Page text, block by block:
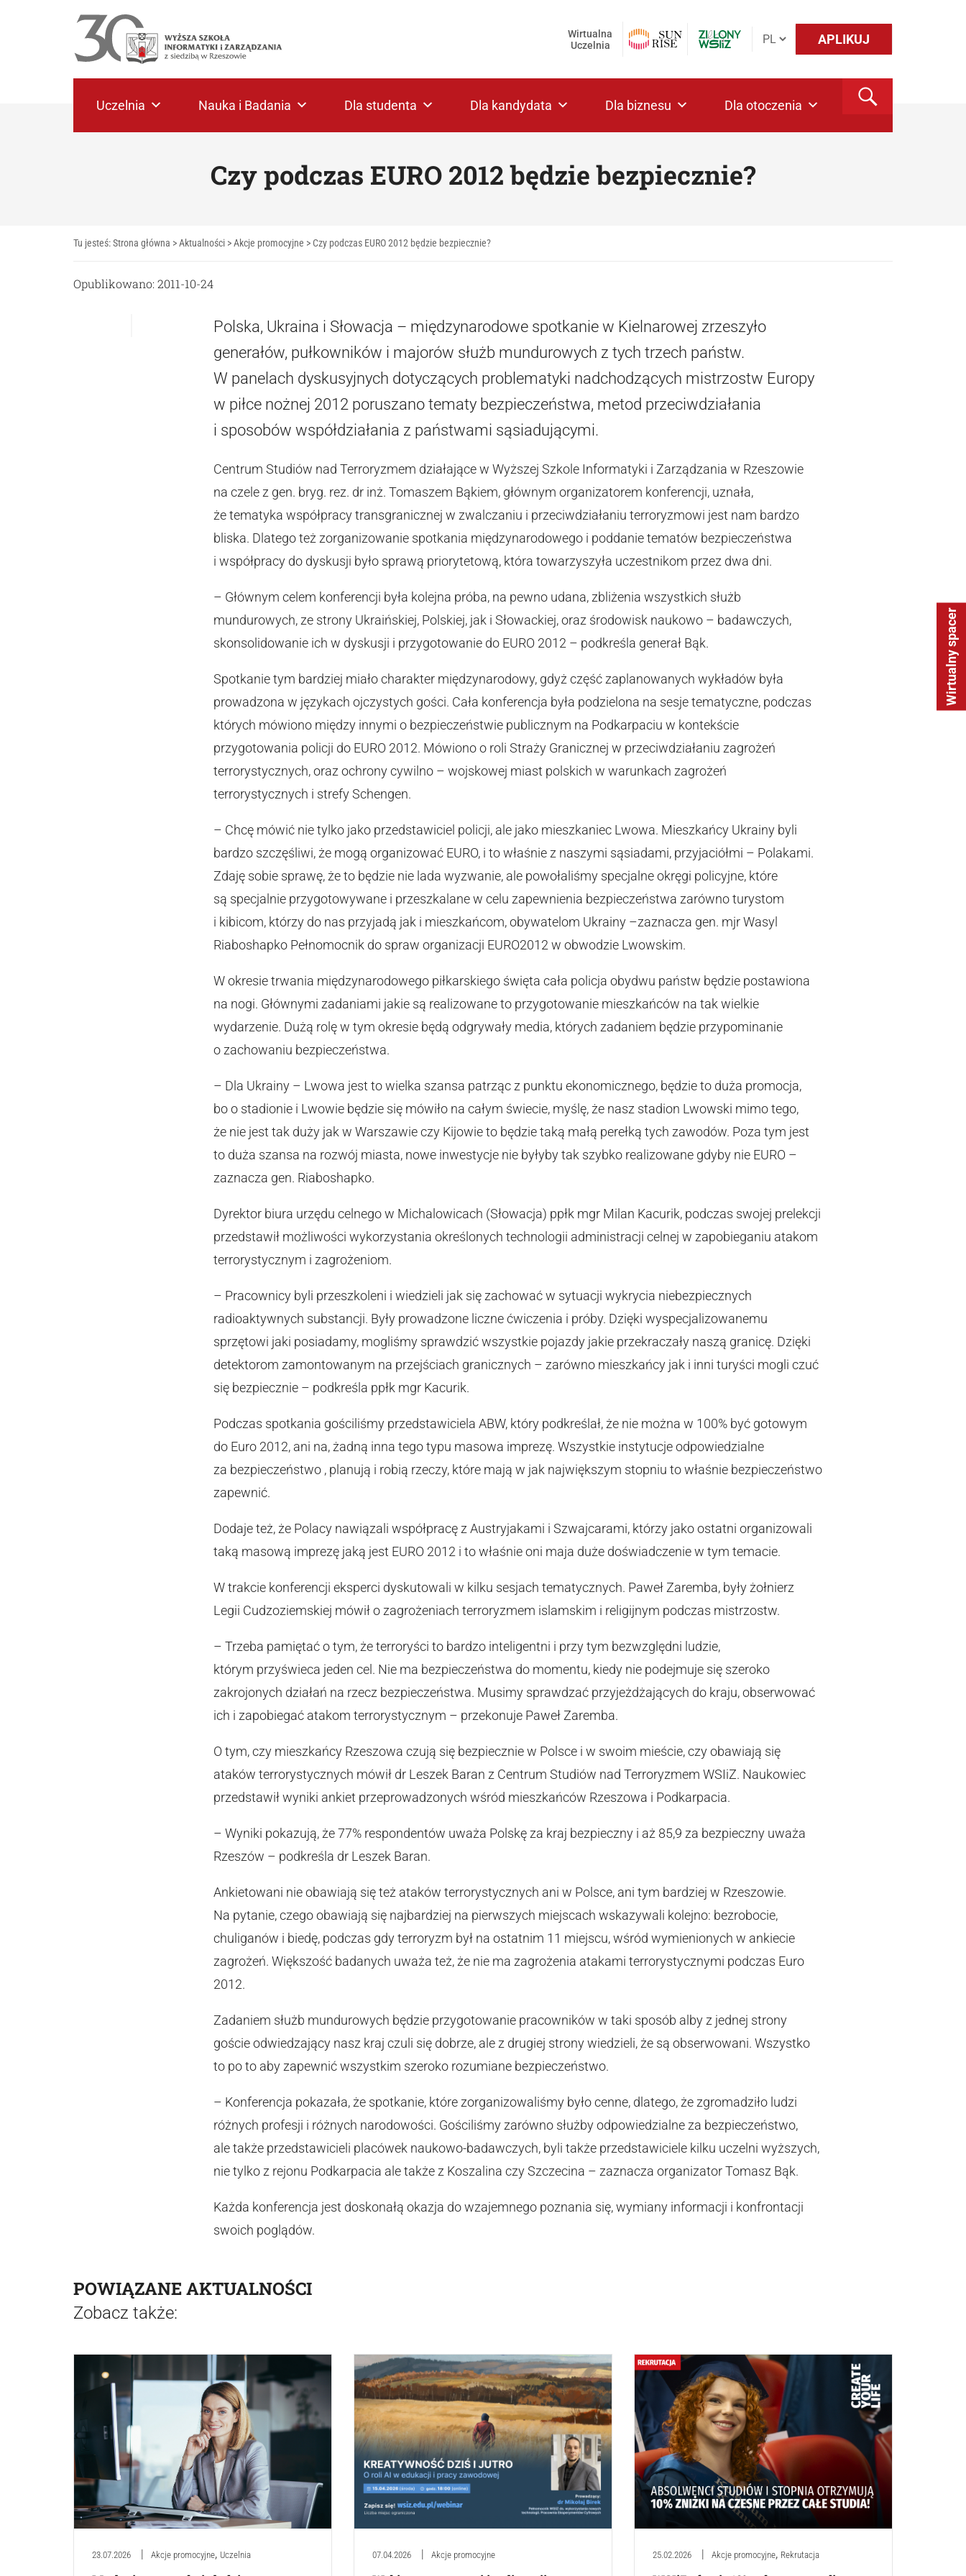
Wirtualny spacer
APLIKUJ
Wirtualna
Uczelnia
Uczelnia Nauka i Badania Dla studenta Dla kandydata Dla biznesu Dla otoczenia
Czy podczas EURO 2012 będzie bezpiecznie?
Tu jesteś:Strona główna >Aktualności >Akcje promocyjne > Czy podczas EURO 2012 będzie bezpiecznie?
Opublikowano: 2011-10-24
Polska, Ukraina i Słowacja – międzynarodowe spotkanie w Kielnarowej zrzeszyło
generałów, pułkowników i majorów służb mundurowych z tych trzech państw.
W panelach dyskusyjnych dotyczących problematyki nadchodzących mistrzostw Europy
w piłce nożnej 2012 poruszano tematy bezpieczeństwa, metod przeciwdziałania
i sposobów współdziałania z państwami sąsiadującymi.
Centrum Studiów nad Terroryzmem działające w Wyższej Szkole Informatyki i Zarządzania w Rzeszowie
na czele z gen. bryg. rez. dr inż. Tomaszem Bąkiem, głównym organizatorem konferencji, uznała,
że tematyka współpracy transgranicznej w zwalczaniu i przeciwdziałaniu terroryzmowi jest nam bardzo
bliska. Dlatego też zorganizowanie spotkania międzynarodowego i poddanie tematów bezpieczeństwa
i współpracy do dyskusji było sprawą priorytetową, która towarzyszyła uczestnikom przez dwa dni.
– Głównym celem konferencji była kolejna próba, na pewno udana, zbliżenia wszystkich służb
mundurowych, ze strony Ukraińskiej, Polskiej, jak i Słowackiej, oraz środowisk naukowo – badawczych,
skonsolidowanie ich w dyskusji i przygotowanie do EURO 2012 – podkreśla generał Bąk.
Spotkanie tym bardziej miało charakter międzynarodowy, gdyż część zaplanowanych wykładów była
prowadzona w językach ojczystych gości. Cała konferencja była podzielona na sesje tematyczne, podczas
których mówiono między innymi o bezpieczeństwie publicznym na Podkarpaciu w kontekście
przygotowania policji do EURO 2012. Mówiono o roli Straży Granicznej w przeciwdziałaniu zagrożeń
terrorystycznych, oraz ochrony cywilno – wojskowej miast polskich w warunkach zagrożeń
terrorystycznych i strefy Schengen.
– Chcę mówić nie tylko jako przedstawiciel policji, ale jako mieszkaniec Lwowa. Mieszkańcy Ukrainy byli
bardzo szczęśliwi, że mogą organizować EURO, i to właśnie z naszymi sąsiadami, przyjaciółmi – Polakami.
Zdaję sobie sprawę, że to będzie nie lada wyzwanie, ale powołaliśmy specjalne okręgi policyjne, które
są specjalnie przygotowywane i przeszkalane w celu zapewnienia bezpieczeństwa zarówno turystom
i kibicom, którzy do nas przyjadą jak i mieszkańcom, obywatelom Ukrainy –zaznacza gen. mjr Wasyl
Riaboshapko Pełnomocnik do spraw organizacji EURO2012 w obwodzie Lwowskim.
W okresie trwania międzynarodowego piłkarskiego święta cała policja obydwu państw będzie postawiona
na nogi. Głównymi zadaniami jakie są realizowane to przygotowanie mieszkańców na tak wielkie
wydarzenie. Dużą rolę w tym okresie będą odgrywały media, których zadaniem będzie przypominanie
o zachowaniu bezpieczeństwa.
– Dla Ukrainy – Lwowa jest to wielka szansa patrząc z punktu ekonomicznego, będzie to duża promocja,
bo o stadionie i Lwowie będzie się mówiło na całym świecie, myślę, że nasz stadion Lwowski mimo tego,
że nie jest tak duży jak w Warszawie czy Kijowie to będzie taką małą perełką tych zawodów. Poza tym jest
to duża szansa na rozwój miasta, nowe inwestycje nie byłyby tak szybko realizowane gdyby nie EURO –
zaznacza gen. Riaboshapko.
Dyrektor biura urzędu celnego w Michalowicach (Słowacja) ppłk mgr Milan Kacurik, podczas swojej prelekcji
przedstawił możliwości wykorzystania określonych technologii administracji celnej w zapobieganiu atakom
terrorystycznym i zagrożeniom.
– Pracownicy byli przeszkoleni i wiedzieli jak się zachować w sytuacji wykrycia niebezpiecznych
radioaktywnych substancji. Były prowadzone liczne ćwiczenia i próby. Dzięki wyspecjalizowanemu
sprzętowi jaki posiadamy, mogliśmy sprawdzić wszystkie pojazdy jakie przekraczały naszą granicę. Dzięki
detektorom zamontowanym na przejściach granicznych – zarówno mieszkańcy jak i inni turyści mogli czuć
się bezpiecznie – podkreśla ppłk mgr Kacurik.
Podczas spotkania gościliśmy przedstawiciela ABW, który podkreślał, że nie można w 100% być gotowym
do Euro 2012, ani na, żadną inna tego typu masowa imprezę. Wszystkie instytucje odpowiedzialne
za bezpieczeństwo , planują i robią rzeczy, które mają w jak największym stopniu to właśnie bezpieczeństwo
zapewnić.
Dodaje też, że Polacy nawiązali współpracę z Austryjakami i Szwajcarami, którzy jako ostatni organizowali
taką masową imprezę jaką jest EURO 2012 i to właśnie oni maja duże doświadczenie w tym temacie.
W trakcie konferencji eksperci dyskutowali w kilku sesjach tematycznych. Paweł Zaremba, były żołnierz
Legii Cudzoziemskiej mówił o zagrożeniach terroryzmem islamskim i religijnym podczas mistrzostw.
– Trzeba pamiętać o tym, że terroryści to bardzo inteligentni i przy tym bezwzględni ludzie,
którym przyświeca jeden cel. Nie ma bezpieczeństwa do momentu, kiedy nie podejmuje się szeroko
zakrojonych działań na rzecz bezpieczeństwa. Musimy sprawdzać przyjeżdżających do kraju, obserwować
ich i zapobiegać atakom terrorystycznym – przekonuje Paweł Zaremba.
O tym, czy mieszkańcy Rzeszowa czują się bezpiecznie w Polsce i w swoim mieście, czy obawiają się
ataków terrorystycznych mówił dr Leszek Baran z Centrum Studiów nad Terroryzmem WSIiZ. Naukowiec
przedstawił wyniki ankiet przeprowadzonych wśród mieszkańców Rzeszowa i Podkarpacia.
– Wyniki pokazują, że 77% respondentów uważa Polskę za kraj bezpieczny i aż 85,9 za bezpieczny uważa
Rzeszów – podkreśla dr Leszek Baran.
Ankietowani nie obawiają się też ataków terrorystycznych ani w Polsce, ani tym bardziej w Rzeszowie.
Na pytanie, czego obawiają się najbardziej na pierwszych miejscach wskazywali kolejno: bezrobocie,
chuliganów i biedę, podczas gdy terroryzm był na ostatnim 11 miejscu, wśród wymienionych w ankiecie
zagrożeń. Większość badanych uważa też, że nie ma zagrożenia atakami terrorystycznymi podczas Euro
2012.
Zadaniem służb mundurowych będzie przygotowanie pracowników w taki sposób alby z jednej strony
goście odwiedzający nasz kraj czuli się dobrze, ale z drugiej strony wiedzieli, że są obserwowani. Wszystko
to po to aby zapewnić wszystkim szeroko rozumiane bezpieczeństwo.
– Konferencja pokazała, że spotkanie, które zorganizowaliśmy było cenne, dlatego, że zgromadziło ludzi
różnych profesji i różnych narodowości. Gościliśmy zarówno służby odpowiedzialne za bezpieczeństwo,
ale także przedstawicieli placówek naukowo-badawczych, byli także przedstawiciele kilku uczelni wyższych,
nie tylko z rejonu Podkarpacia ale także z Koszalina czy Szczecina – zaznacza organizator Tomasz Bąk.
Każda konferencja jest doskonałą okazja do wzajemnego poznania się, wymiany informacji i konfrontacji
swoich poglądów.
POWIĄZANE AKTUALNOŚCI
Zobacz także:
23.07.2026 Akcje promocyjne, Uczelnia 07.04.2026 Akcje promocyjne 25.02.2026 Akcje promocyjne, Rekrutacja